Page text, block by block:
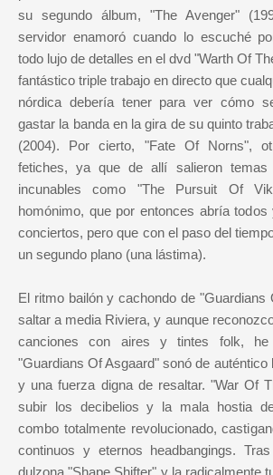
su segundo álbum, "The Avenger"
servidor enamoró cuando lo escuché
todo lujo de detalles en el dvd "Warth Of
fantástico triple trabajo en directo que
nórdica debería tener para ver cómo
gastar la banda en la gira de su quinto
(2004). Por cierto, "Fate Of Norns",
fetiches, ya que de allí salieron temas
incunables como "The Pursuit Of
homónimo, que por entonces abría
conciertos, pero que con el paso del
un segundo plano (una lástima).
El ritmo bailón y cachondo de "Guardians
saltar a media Riviera, y aunque
canciones con aires y tintes folk,
"Guardians Of Asgaard" sonó de auténtico
y una fuerza digna de resaltar. "War Of
subir los decibelios y la mala hostia
combo totalmente revolucionado,
continuos y eternos headbangings.
dulzona "Shape Shifter" y la radicalmente